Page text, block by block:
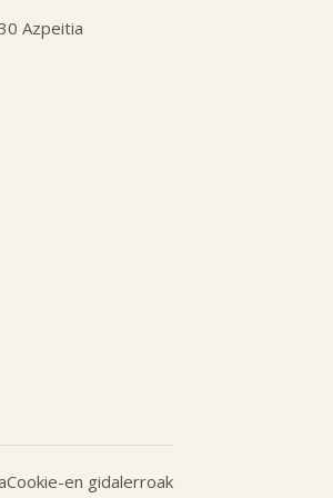
Azpeitia
Cookie-en gidalerroak